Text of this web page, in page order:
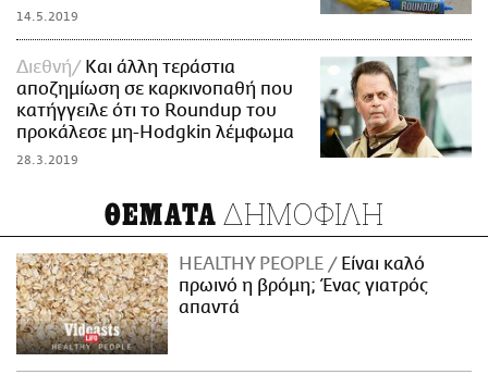
14.5.2019
Διεθνή
Και άλλη τεράστια
αποζημίωση σε καρκινοπαθή που
κατήγγειλε ότι το Roundup του
προκάλεσε μη-Hodgkin λέμφωμα
28.3.2019
ΘΕΜΑΤΑ ΔΗΜΟΦΙΛΗ
HEALTHY PEOPLE
Είναι καλό
πρωινό η βρόμη; Ένας γιατρός
απαντά